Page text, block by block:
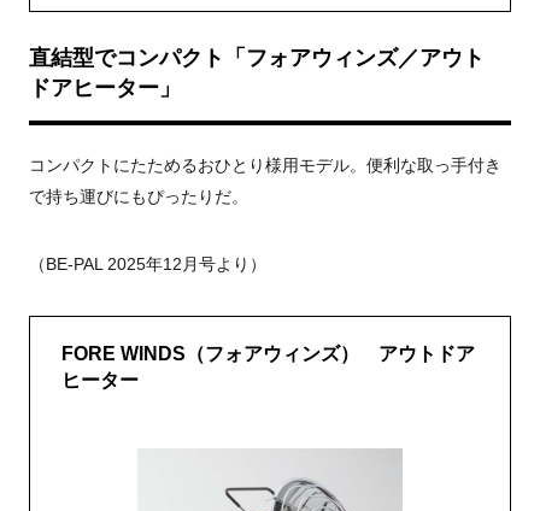
直結型でコンパクト「フォアウィンズ／アウト
ドアヒーター」
コンパクトにたためるおひとり様用モデル。便利な取っ手付き
で持ち運びにもぴったりだ。
（BE-PAL 2025年12月号より）
FORE WINDS（フォアウィンズ） アウトドア
ヒーター